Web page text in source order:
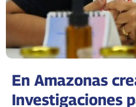
En Amazonas
Investigaciones